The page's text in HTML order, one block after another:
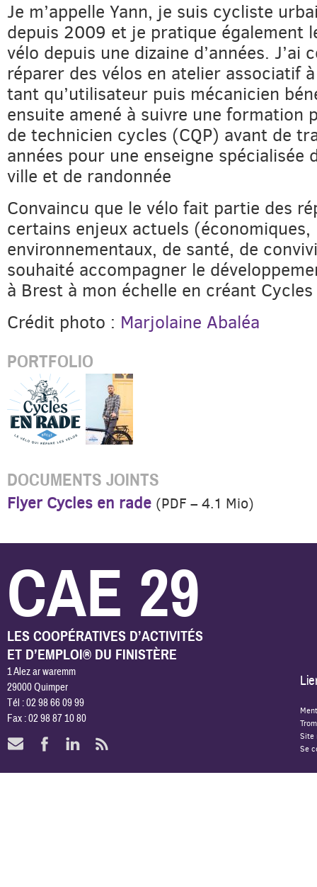
Je m’appelle Yann, je suis cycliste
depuis 2009 et je pratique également
vélo depuis une dizaine d’années. J’ai
réparer des vélos en atelier associatif
tant qu’utilisateur puis mécanicien
ensuite amené à suivre une formation
de technicien cycles (CQP) avant de
années pour une enseigne spécialisée
ville et de randonnée
Convaincu que le vélo fait partie des
certains enjeux actuels (économiques,
environnementaux, de santé, de
souhaité accompagner le
à Brest à mon échelle en créant
Crédit photo : Marjolaine Abaléa
PORTFOLIO
DOCUMENTS JOINTS
Flyer Cycles en rade (PDF – 4.1 Mio)
CAE 29
LES COOPÉRATIVES D’ACTIVITÉS
ET D’EMPLOI® DU FINISTÈRE
1 Alez ar waremm
29000 Quimper
Tél : 02 98 66 09 99
Fax : 02 98 87 10 80
Site
Se